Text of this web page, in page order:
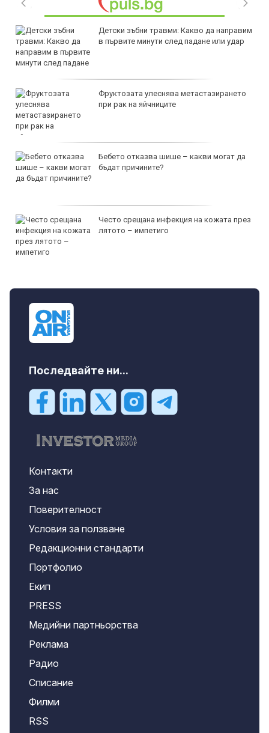
Детски зъбни травми: Какво да направим
в първите минути след падане или удар
Фруктозата улеснява метастазирането
при рак на яйчниците
Бебето отказва шише – какви могат да
бъдат причините?
Често срещана инфекция на кожата през
лятото – импетиго
Последвайте ни...
Контакти
За нас
Поверителност
Условия за ползване
Редакционни стандарти
Портфолио
Екип
PRESS
Медийни партньорства
Реклама
Радио
Списание
Филми
RSS